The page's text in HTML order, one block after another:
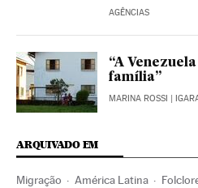
AGÊNCIAS
“A
família”
MARINA ROSSI |
ARQUIVADO EM
Migração América Latina